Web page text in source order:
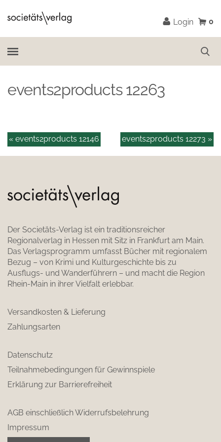
Login 0
events2products 12263
events2products 12273 »
« events2products 12146
Der Societäts-Verlag ist ein traditionsreicher
Regionalverlag in Hessen mit Sitz in Frankfurt am Main.
Das Verlagsprogramm umfasst Bücher mit regionalem
Bezug – von Krimi und Kulturgeschichte bis zu
Ausflugs- und Wanderführern – und macht die Region
Rhein-Main in ihrer Vielfalt erlebbar.
Versandkosten & Lieferung
Zahlungsarten
Datenschutz
Teilnahmebedingungen für Gewinnspiele
Erklärung zur Barrierefreiheit
AGB einschließlich Widerrufsbelehrung
Impressum